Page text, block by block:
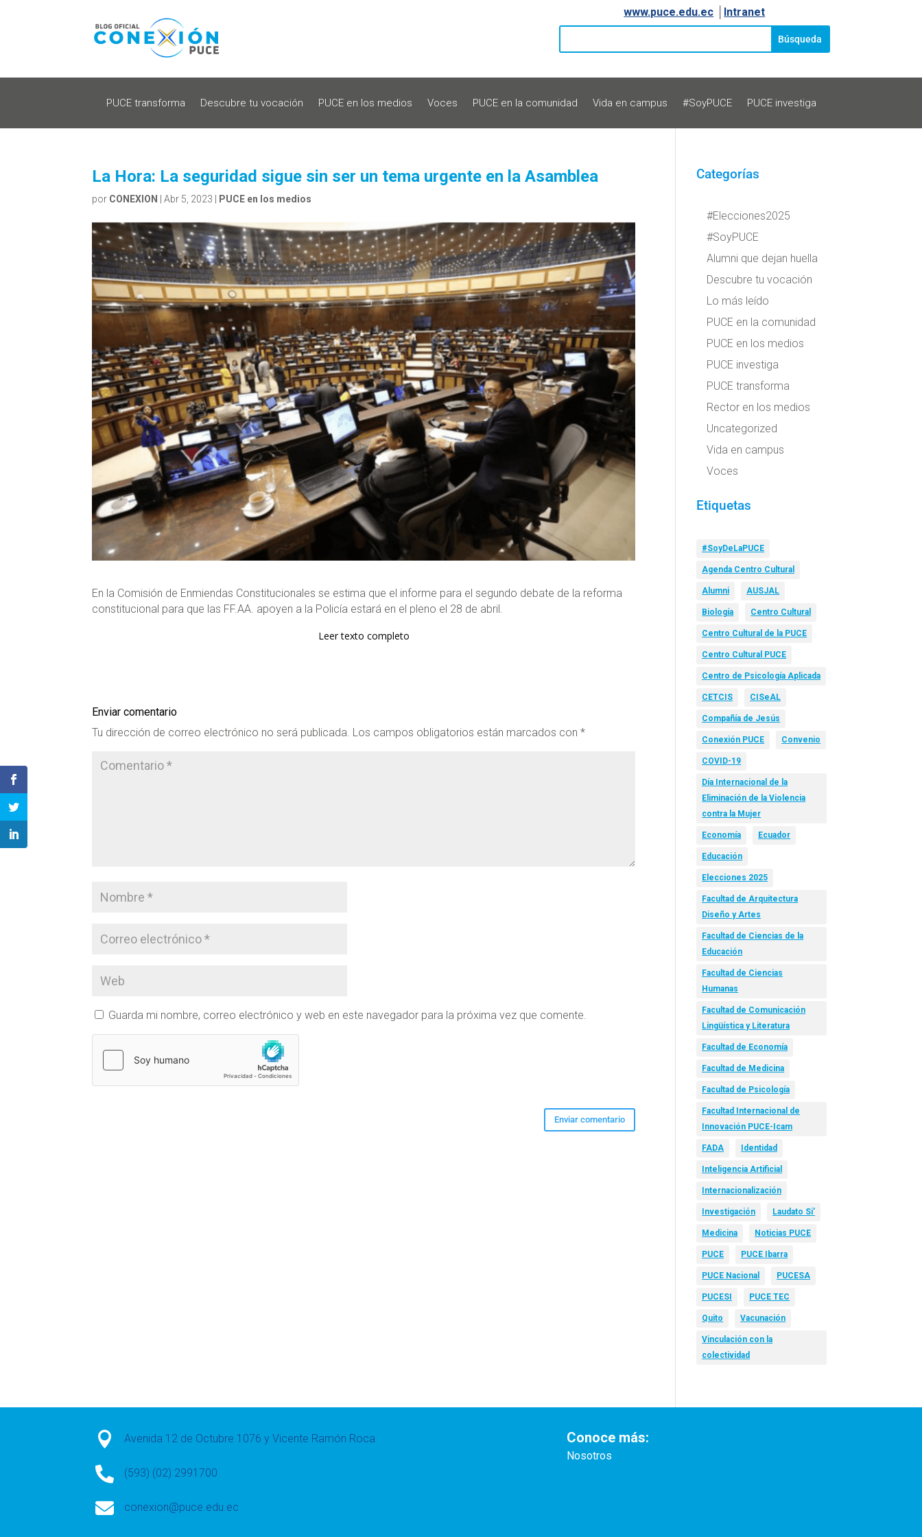
www.puce.edu.ec Intranet
PUCE transforma Descubre tu vocación PUCE en los medios Voces PUCE en la comunidad Vida en campus #SoyPUCE PUCE investiga
La Hora: La seguridad sigue sin ser un tema urgente en la Asamblea
por CONEXION |Abr 5, 2023 PUCE en los medios
En la Comisión de Enmiendas Constitucionales se estima que el informe para el segundo debate de la reforma
constitucional para que las FF.AA. apoyen a la Policía estará en el pleno el 28 de abril.
Leer texto completo
Enviar comentario
Tu dirección de correo electrónico no será publicada. Los campos obligatorios están marcados con*
Guarda mi nombre, correo electrónico y web en este navegador para la próxima vez que comente.
Categorías
#Elecciones2025
#SoyPUCE
Alumni que dejan huella
Descubre tu vocación
Lo más leído
PUCE en la comunidad
PUCE en los medios
PUCE investiga
PUCE transforma
Rector en los medios
Uncategorized
Vida en campus
Voces
Etiquetas
#SoyDeLaPUCE
Agenda Centro Cultural
Alumni AUSJAL
Biología Centro Cultural
Centro Cultural de la PUCE
Centro Cultural PUCE
Centro de Psicología Aplicada
CETCIS CISeAL
Compañía de Jesús
Conexión PUCE Convenio
COVID-19
Día Internacional de la
Eliminación de la Violencia
contra la Mujer
Economía Ecuador
Educación
Elecciones 2025
Facultad de Arquitectura
Diseño y Artes
Facultad de Ciencias de la
Educación
Facultad de Ciencias
Humanas
Facultad de Comunicación
Lingüística y Literatura
Facultad de Economía
Facultad de Medicina
Facultad de Psicología
Facultad Internacional de
Innovación PUCE-Icam
FADA Identidad
Inteligencia Artificial
Internacionalización
Investigación Laudato Si’
Medicina Noticias PUCE
PUCE PUCE Ibarra
PUCE Nacional PUCESA
PUCESI PUCE TEC
Quito Vacunación
Vinculación con la
colectividad
 Avenida 12 de Octubre 1076 y Vicente Ramón Roca
 (593) (02) 2991700
 conexion@puce.edu.ec
Conoce más:
Nosotros